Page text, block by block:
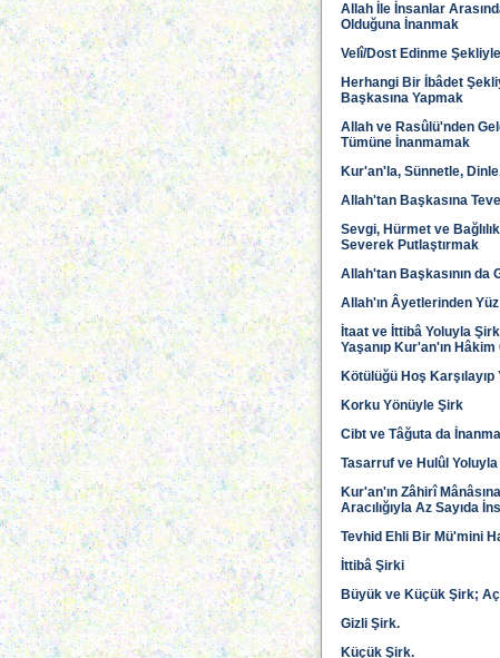
Allah İle İnsanlar
Olduğuna İnanmak
Velî/Dost Edinme
Herhangi Bir İbâdet
Başkasına Yapmak
Allah ve Rasûlü'nden
Tümüne İnanmamak
Kur'an'la, Sünnetle,
Allah'tan Başkasına
Sevgi, Hürmet ve
Severek Putlaştırmak
Allah'tan Başkasının da
Allah'ın Âyetlerinden
İtaat ve İttibâ Yoluyla
Yaşanıp Kur'an'ın
Kötülüğü Hoş
Korku Yönüyle Şirk
Cibt ve Tâğuta da
Tasarruf ve Hulûl
Kur'an'ın Zâhirî
Aracılığıyla Az Sayıda
Tevhid Ehli Bir Mü'mini
İttibâ Şirki
Büyük ve Küçük Şirk;
Gizli Şirk.
Küçük Şirk.